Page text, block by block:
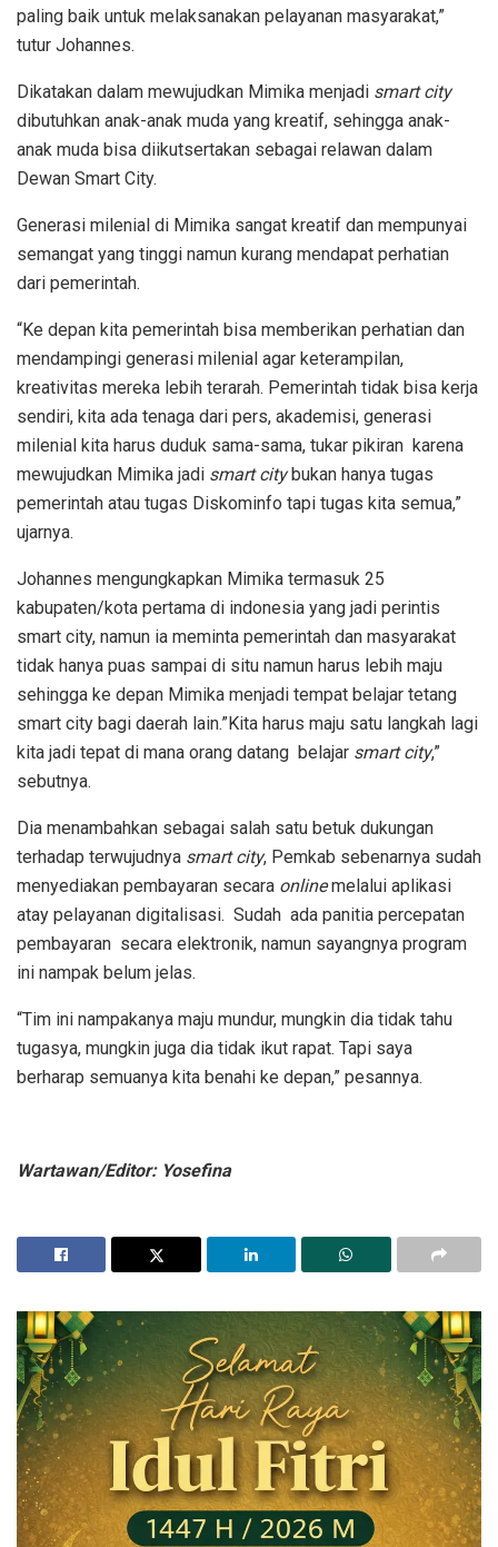
paling baik untuk melaksanakan pelayanan masyarakat,”
tutur Johannes.
Dikatakan dalam mewujudkan Mimika menjadi smart city
dibutuhkan anak-anak muda yang kreatif, sehingga anak-
anak muda bisa diikutsertakan sebagai relawan dalam
Dewan Smart City.
Generasi milenial di Mimika sangat kreatif dan mempunyai
semangat yang tinggi namun kurang mendapat perhatian
dari pemerintah.
“Ke depan kita pemerintah bisa memberikan perhatian dan
mendampingi generasi milenial agar keterampilan,
kreativitas mereka lebih terarah. Pemerintah tidak bisa kerja
sendiri, kita ada tenaga dari pers, akademisi, generasi
milenial kita harus duduk sama-sama, tukar pikiran karena
mewujudkan Mimika jadi smart citybukan hanya tugas
pemerintah atau tugas Diskominfo tapi tugas kita semua,”
ujarnya.
Johannes mengungkapkan Mimika termasuk 25
kabupaten/kota pertama di indonesia yang jadi perintis
smart city, namun ia meminta pemerintah dan masyarakat
tidak hanya puas sampai di situ namun harus lebih maju
sehingga ke depan Mimika menjadi tempat belajar tetang
smart city bagi daerah lain.”Kita harus maju satu langkah lagi
kita jadi tepat di mana orang datang belajar smart city,”
sebutnya.
Dia menambahkan sebagai salah satu betuk dukungan
terhadap terwujudnya smart city, Pemkab sebenarnya sudah
menyediakan pembayaran secara onlinemelalui aplikasi
atay pelayanan digitalisasi. Sudah ada panitia percepatan
pembayaran secara elektronik, namun sayangnya program
ini nampak belum jelas.
“Tim ini nampakanya maju mundur, mungkin dia tidak tahu
tugasya, mungkin juga dia tidak ikut rapat. Tapi saya
berharap semuanya kita benahi ke depan,” pesannya.
Wartawan/Editor: Yosefina